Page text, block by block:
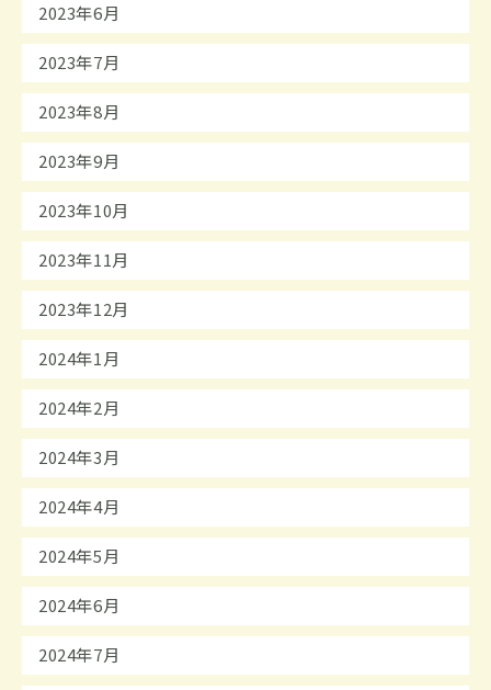
2023年6月
2023年7月
2023年8月
2023年9月
2023年10月
2023年11月
2023年12月
2024年1月
2024年2月
2024年3月
2024年4月
2024年5月
2024年6月
2024年7月